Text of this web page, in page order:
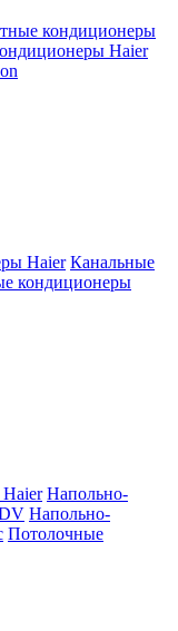
кондиционеры
Haier
Haier Канальные
кондиционеры
Напольно-
Напольно-
Потолочные